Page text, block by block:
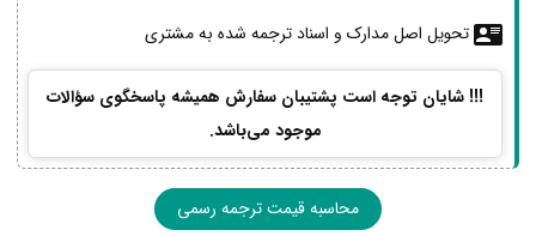
تحویل اصل مدارک و اسناد ترجمه شده به مشتری
!!! شایان توجه است پشتیبان سفارش همیشه پاسخگوی سؤالات
موجود می‌باشد.
محاسبه قیمت ترجمه رسمی